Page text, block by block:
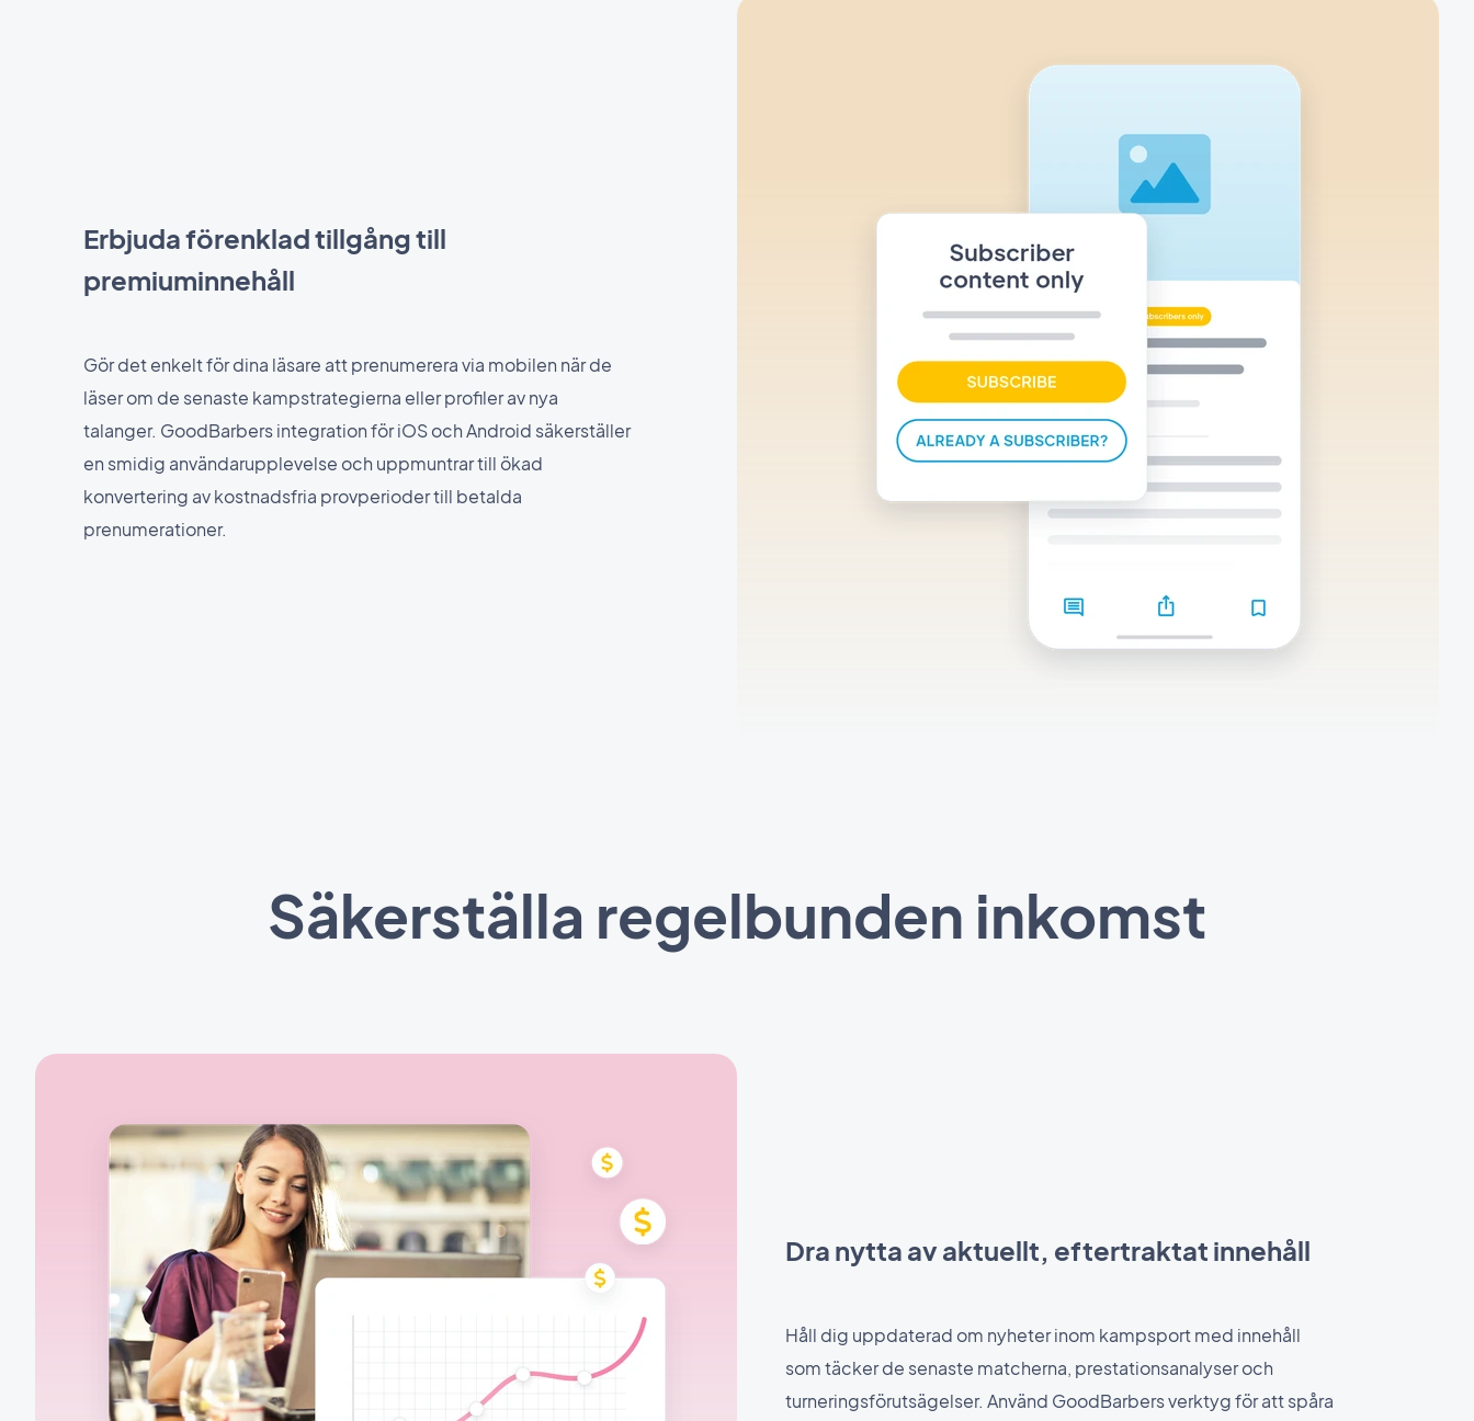
Erbjuda förenklad tillgång till
premiuminnehåll
Gör det enkelt för dina läsare att prenumerera via mobilen när de
läser om de senaste kampstrategierna eller profiler av nya
talanger. GoodBarbers integration för iOS och Android säkerställer
en smidig användarupplevelse och uppmuntrar till ökad
konvertering av kostnadsfria provperioder till betalda
prenumerationer.
Säkerställa regelbunden inkomst
Dra nytta av aktuellt, eftertraktat innehåll
Håll dig uppdaterad om nyheter inom kampsport med innehåll
som täcker de senaste matcherna, prestationsanalyser och
turneringsförutsägelser. Använd GoodBarbers verktyg för att spåra